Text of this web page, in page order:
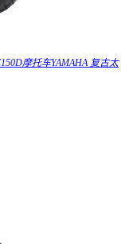
摩托车YAMAHA 复古太